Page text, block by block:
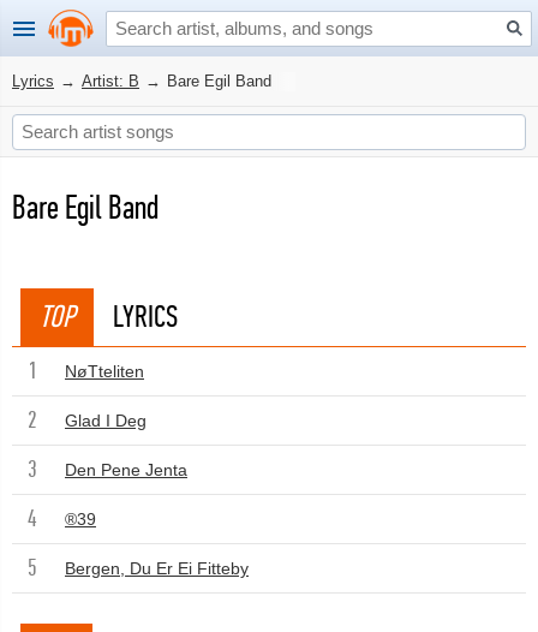
Lyrics → Artist: B → Bare Egil Band
Bare Egil Band
TOP LYRICS
1 NøTteliten
2 Glad I Deg
3 Den Pene Jenta
4 ®39
5 Bergen, Du Er Ei Fitteby